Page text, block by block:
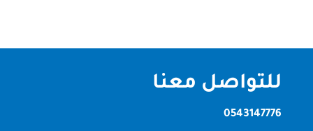
للتواصل معنا
0543147776